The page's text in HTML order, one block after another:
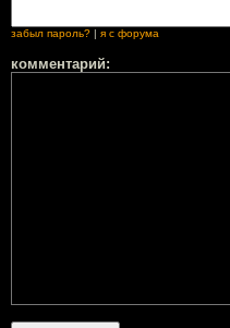
забыл пароль? я с форума
комментарий: